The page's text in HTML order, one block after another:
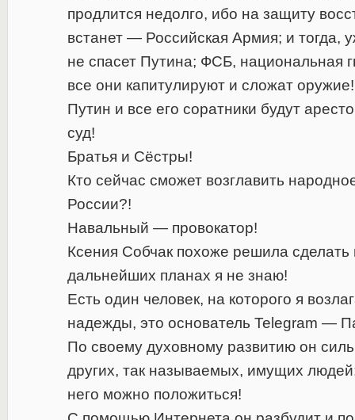
продлится недолго, ибо на защиту
встанет — Российская Армия; и тогда,
не спасет Путина; ФСБ, национальная
все они капитулируют и сложат оружие!
Путин и все его соратники будут
суд!
Братья и Сёстры!
Кто сейчас сможет возглавить
России?!
Навальный — провокатор!
Ксения Собчак похоже решила
дальнейших планах я не знаю!
Есть один человек, на которого я
надежды, это основатель Telegram —
По своему духовному развитию он
других, так называемых, имущих
него можно положиться!